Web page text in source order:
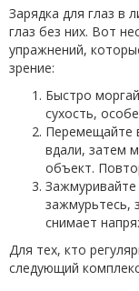
Зарядка для глаз в
глаз без них. Вот
упражнений,
зрение:
Быстро
сухость,
Перемещайте
вдали, затем
объект.
Зажмуривайте
зажмурьтесь,
снимает
Для тех, кто
следующий